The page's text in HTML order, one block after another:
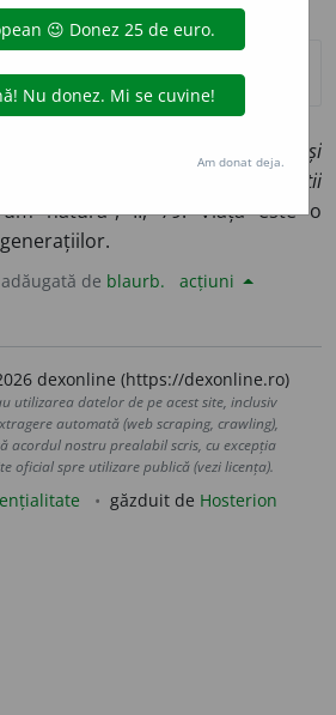
VITAE LAMPADA TRADUNT
și
își trec din mână în mână făclia vieții
natura”, II, 79. Viața este o
adăugată de blaurb. acțiuni
dexonline (https://dexonline.ro)
utilizarea datelor de pe acest site, inclusiv
automată (web scraping, crawling),
acordul nostru prealabil scris, cu excepția
oficial spre utilizare publică (vezi licența).
găzduit de Hosterion
Am donat deja.